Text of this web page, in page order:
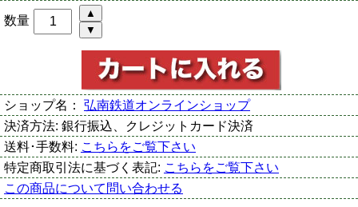
数量
ショップ名： 弘南鉄道オンラインショップ
決済方法: 銀行振込、クレジットカード決済
送料･手数料: こちらをご覧下さい
特定商取引法に基づく表記: こちらをご覧下さい
この商品について問い合わせる